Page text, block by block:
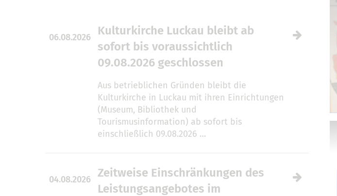
06.08.2026
Kulturkirche Luckau bleibt ab
sofort bis voraussichtlich
09.08.2026 geschlossen
Aus betrieblichen Gründen bleibt die
Kulturkirche in Luckau mit ihren Einrichtungen
(Museum, Bibliothek und
Tourismusinformation) ab sofort bis
einschließlich 09.08.2026 …
04.08.2026
Zeitweise Einschränkungen des
Leistungsangebotes im